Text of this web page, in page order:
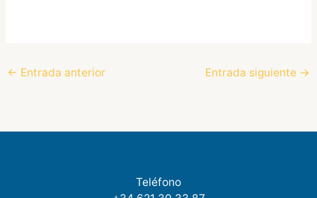
← Entrada anterior Entrada siguiente →
Teléfono